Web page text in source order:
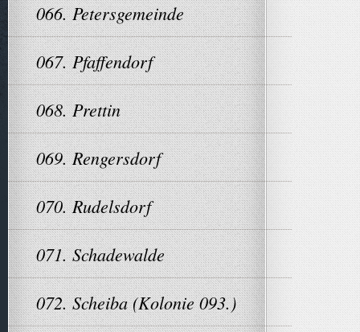
066. Petersgemeinde
067. Pfaffendorf
068. Prettin
069. Rengersdorf
070. Rudelsdorf
071. Schadewalde
072. Scheiba (Kolonie 093.)